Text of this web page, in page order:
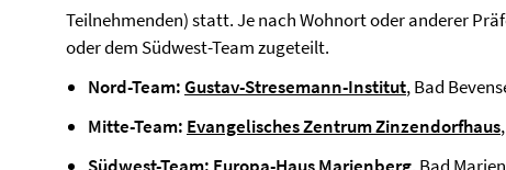
Teilnehmenden) statt. Je nach Wohnort oder anderer
oder dem Südwest-Team zugeteilt.
Nord-Team:Gustav-Stresemann-Institut, Bad
Mitte-Team: Evangelisches Zentrum Zinzendorfhaus